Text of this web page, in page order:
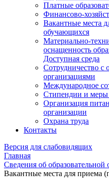
Платные
Финансово-
Вакантные места
обучающихся
Материально-
оснащенность
Доступная среда
Сотрудничество с
организациями
Международное
Стипендии и
Организация
организации
Охрана труда
Контакты
Версия для слабовидящих
Главная
Сведения об образовательной
Вакантные места для приема